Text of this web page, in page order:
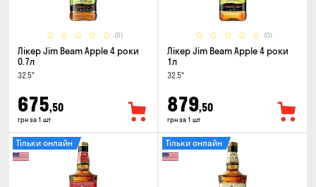
(0)
Лікер Jim Beam Apple 4 роки
0.7л
32.5°
675,50
грн за 1 шт
(0)
Лікер Jim Beam Apple 4 роки
1л
32.5°
879,50
грн за 1 шт
Тільки онлайн Тільки онлайн